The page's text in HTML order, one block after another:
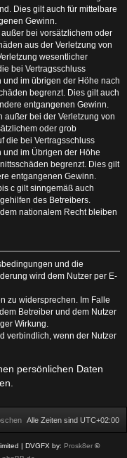
Dies gilt auch für mittelbare
Gewinn.
bei vorsätzlichem oder
aus der Verletzung von
wesentlicher
bei Vertragsschluss
im übrigen der Höhe nach
begrenzt. Dies gilt auch
entgangenen Gewinn.
außer bei der Verletzung von
oder grob
die bei Vertragsschluss
im Übrigen der Höhe
begrenzt. Dies gilt
entgangenen Gewinn.
c gilt sinngemäß auch
des Betreibers.
nationalem Recht bleiben
und die
wird dem Nutzer per E-
zu widersprechen. Im Falle
Betreiber und dem Nutzer
Wirkung.
verbindlich, wenn der Nutzer
persönlichen Daten
Alle Zeiten sind UTC+02:00
| DVGFX by: Prosk8er©